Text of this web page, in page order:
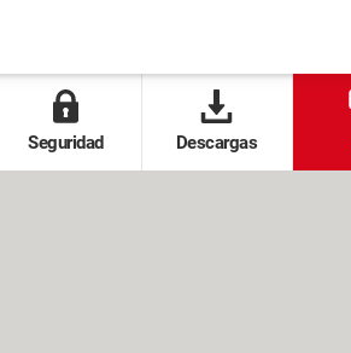
Seguridad Descargas